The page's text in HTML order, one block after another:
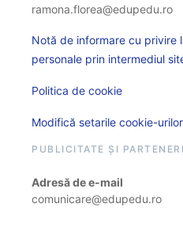
ramona.florea@edupedu.ro
Notă de informare cu privire
personale prin intermediul
Politica de cookie
Modifică setarile cookie-urilor
PUBLICITATE ȘI
Adresă de e-mail
comunicare@edupedu.ro